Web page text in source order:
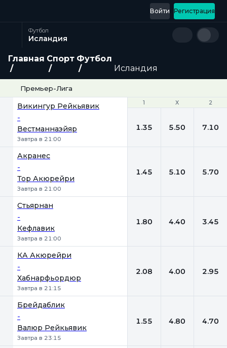
Регистрация
Войти
Футбол
Исландия
Главная Спорт Футбол
Исландия
Премьер-Лига
1 Х 2
Викингур Рейкьявик
-
Вестманнаэйяр
Завтра в 21:00
1 Х 2
1.35 5.50 7.10
Акранес
-
Тор Акюрейри
Завтра в 21:00
1.45 5.10 5.70
Стьярнан
-
Кефлавик
Завтра в 21:00
1.80 4.40 3.45
КА Акюрейри
-
Хабнарфьордюр
Завтра в 21:15
2.08 4.00 2.95
Брейдаблик
-
Валюр Рейкьявик
Завтра в 23:15
1.55 4.80 4.70